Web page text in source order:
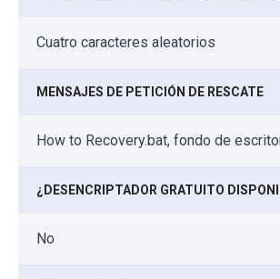
Cuatro caracteres aleatorios
MENSAJES DE PETICIÓN DE RESCATE
How to Recovery.bat, fondo de
¿DESENCRIPTADOR GRATUITO
No